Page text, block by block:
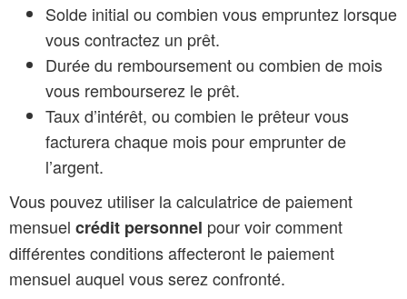
Solde initial ou combien vous empruntez lorsque
vous contractez un prêt.
Durée du remboursement ou combien de mois
vous rembourserez le prêt.
Taux d’intérêt, ou combien le prêteur vous
facturera chaque mois pour emprunter de
l’argent.
Vous pouvez utiliser la calculatrice de paiement
mensuel crédit personnel pour voir comment
différentes conditions affecteront le paiement
mensuel auquel vous serez confronté.